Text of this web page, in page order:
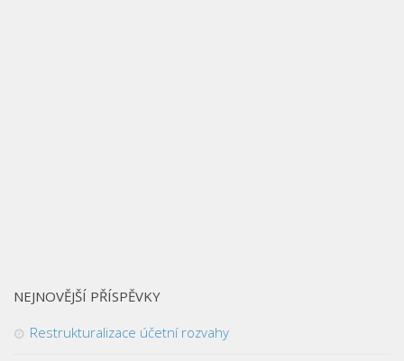
NEJNOVĚJŠÍ PŘÍSPĚVKY
Restrukturalizace účetní rozvahy